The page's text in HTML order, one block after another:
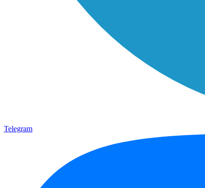
Telegram